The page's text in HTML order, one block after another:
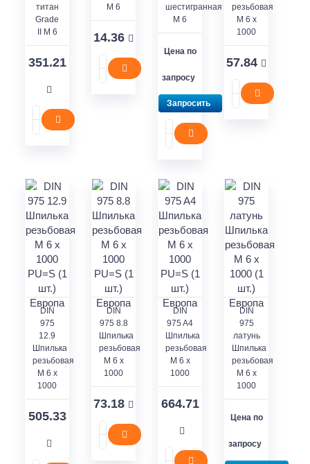
титан
Grade
II M 6
351.21
M 6
14.36
шестигранная
M 6
Цена по
запросу
Запросить
резьбовая
M 6 x
1000
57.84
DIN
975
12.9
Шпилька
резьбовая
M 6 x
1000
505.33
DIN
975 8.8
Шпилька
резьбовая
M 6 x
1000
73.18
DIN
975 A4
Шпилька
резьбовая
M 6 x
1000
664.71
DIN
975
латунь
Шпилька
резьбовая
M 6 x
1000
Цена по
запросу